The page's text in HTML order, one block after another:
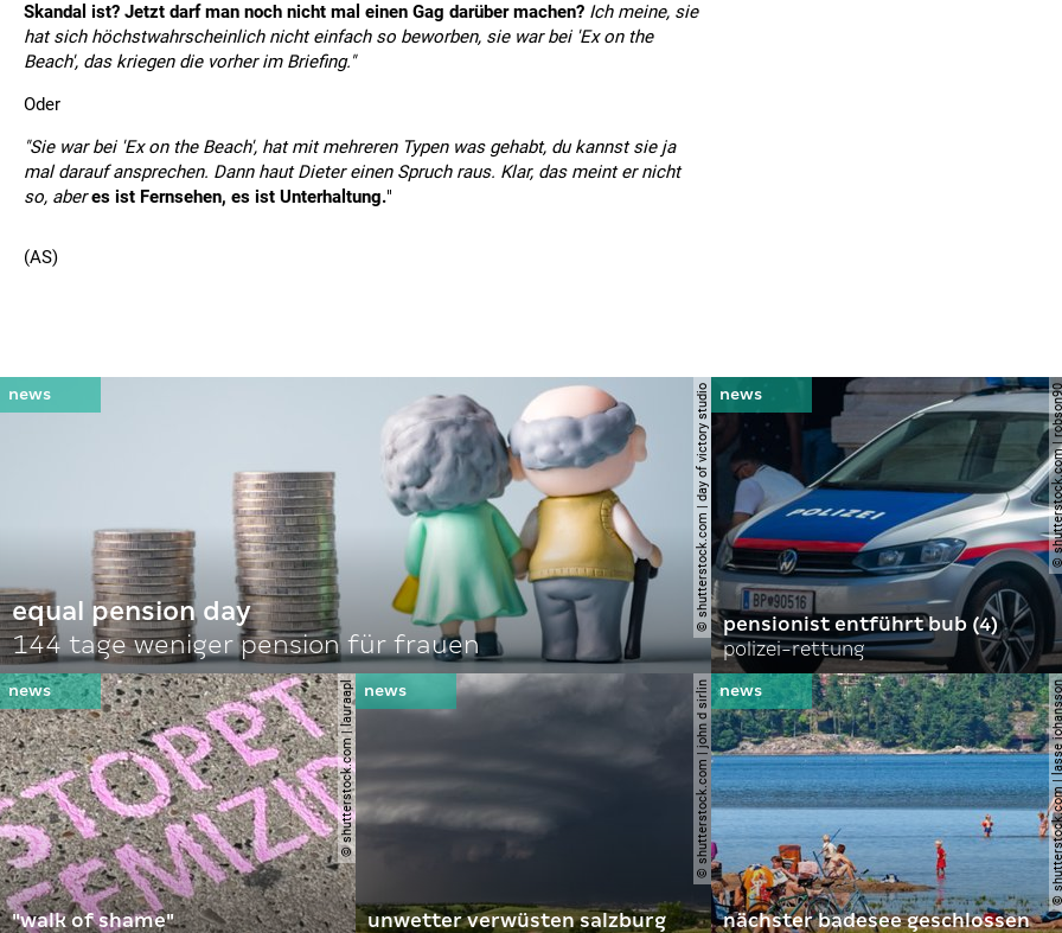
Skandal ist? Jetzt darf man noch nicht mal einen Gag darüber machen? Ich meine, sie
hat sich höchstwahrscheinlich nicht einfach so beworben, sie war bei 'Ex on the
Beach', das kriegen die vorher im Briefing."
Oder
"Sie war bei 'Ex on the Beach', hat mit mehreren Typen was gehabt, du kannst sie ja
mal darauf ansprechen. Dann haut Dieter einen Spruch raus. Klar, das meint er nicht
so, aber es ist Fernsehen, es ist Unterhaltung."
(AS)
© shutterstock.com | day of victory studio
equal pension day
144 tage weniger pension für frauen
©
pensionist entführt bub (4)
polizei-rettung
© shutterstock.com | lauraapl
"walk of shame"
© shutterstock.com | john d sirlin
unwetter verwüsten salzburg
©
nächster badesee geschlossen